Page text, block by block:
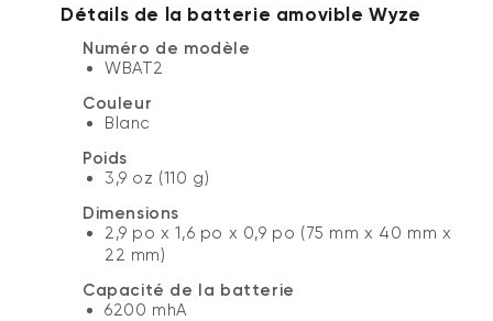
Détails de la batterie amovible Wyze
Numéro de modèle
WBAT2
Couleur
Blanc
Poids
3,9 oz (110 g)
Dimensions
2,9 po x 1,6 po x 0,9 po (75 mm x 40 mm x
22 mm)
Capacité de la batterie
6200 mhA